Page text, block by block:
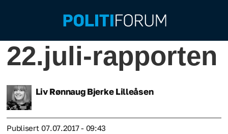
22.juli-rapporten
Liv Rønnaug Bjerke Lilleåsen
Publisert
07.07.2017 - 09:43